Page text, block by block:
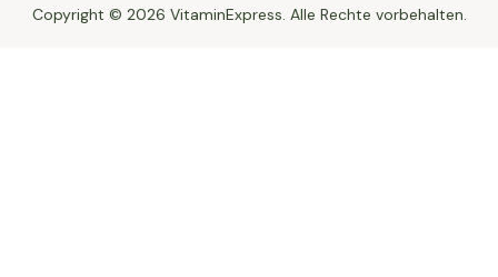
Copyright © 2026 VitaminExpress. Alle Rechte vorbehalten.